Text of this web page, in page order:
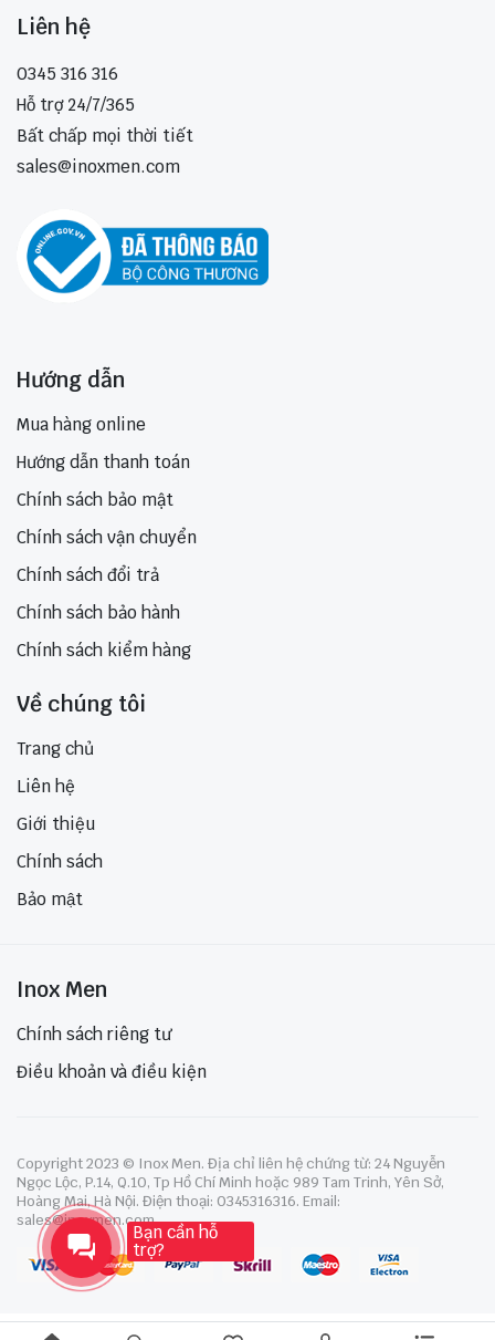
Liên hệ
0345 316 316
Hỗ trợ 24/7/365
Bất chấp mọi thời tiết
sales@inoxmen.com
Hướng dẫn
Mua hàng online
Hướng dẫn thanh toán
Chính sách bảo mật
Chính sách vận chuyển
Chính sách đổi trả
Chính sách bảo hành
Chính sách kiểm hàng
Về chúng tôi
Trang chủ
Liên hệ
Giới thiệu
Chính sách
Bảo mật
Inox Men
Chính sách riêng tư
Điều khoản và điều kiện
Copyright 2023 © Inox Men. Địa chỉ liên hệ chứng từ: 24 Nguyễn
Ngọc Lộc, P.14, Q.10, Tp Hồ Chí Minh hoặc 989 Tam Trinh, Yên Sở,
Hoàng Mai, Hà Nội. Điện thoại: 0345316316. Email:
sales@inoxmen.com
Bạn cần hỗ
trợ?